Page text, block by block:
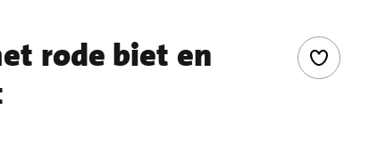
rode biet en